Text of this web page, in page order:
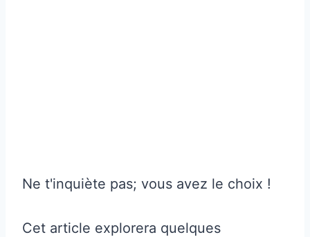
Ne t'inquiète pas; vous avez le choix !
Cet article explorera quelques